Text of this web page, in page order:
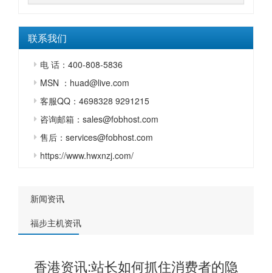
联系我们
电 话：400-808-5836
MSN ：huad@live.com
客服QQ：4698328 9291215
咨询邮箱：sales@fobhost.com
售后：services@fobhost.com
https://www.hwxnzj.com/
新闻资讯
福步主机资讯
香港资讯:站长如何抓住消费者的隐